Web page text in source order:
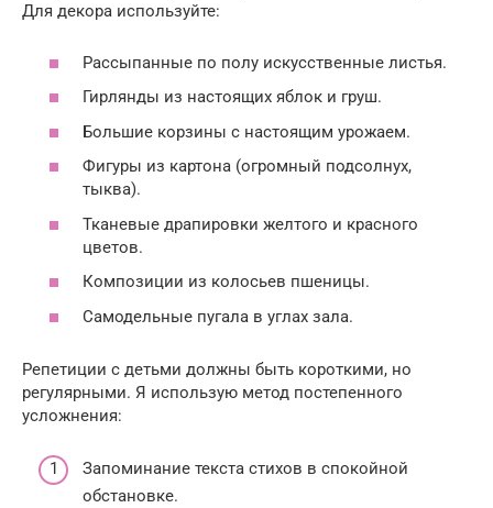
Для декора используйте:
Рассыпанные по полу искусственные листья.
Гирлянды из настоящих яблок и груш.
Большие корзины с настоящим урожаем.
Фигуры из картона (огромный подсолнух,
тыква).
Тканевые драпировки желтого и красного
цветов.
Композиции из колосьев пшеницы.
Самодельные пугала в углах зала.
Репетиции с детьми должны быть короткими, но
регулярными. Я использую метод постепенного
усложнения:
Запоминание текста стихов в спокойной
обстановке.